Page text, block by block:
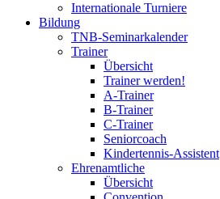
Internationale Turniere
Bildung
TNB-Seminarkalender
Trainer
Übersicht
Trainer werden!
A-Trainer
B-Trainer
C-Trainer
Seniorcoach
Kindertennis-Assistent
Ehrenamtliche
Übersicht